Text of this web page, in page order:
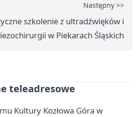
Następny >>
szkolenie z ultradźwięków i
w Piekarach Śląskich
teleadresowe
Kultury Kozłowa Góra w